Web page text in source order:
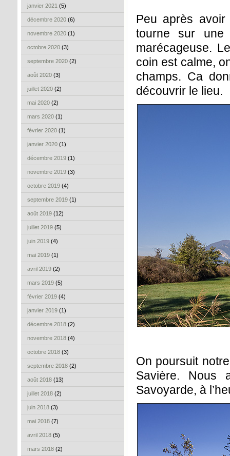
janvier 2021 (5)
décembre 2020 (6)
novembre 2020 (1)
octobre 2020 (3)
septembre 2020 (2)
août 2020 (3)
juillet 2020 (2)
mai 2020 (2)
mars 2020 (1)
février 2020 (1)
janvier 2020 (1)
décembre 2019 (1)
novembre 2019 (3)
octobre 2019 (4)
septembre 2019 (1)
août 2019 (12)
juillet 2019 (5)
juin 2019 (4)
mai 2019 (1)
avril 2019 (2)
mars 2019 (5)
février 2019 (4)
janvier 2019 (1)
décembre 2018 (2)
novembre 2018 (4)
octobre 2018 (3)
septembre 2018 (2)
août 2018 (13)
juillet 2018 (2)
juin 2018 (3)
mai 2018 (7)
avril 2018 (5)
mars 2018 (2)
Peu après
tourne sur une
marécageuse.
coin est calme,
champs. Ca
découvrir le lieu.
On poursuit
Savière. Nous
Savoyarde, à